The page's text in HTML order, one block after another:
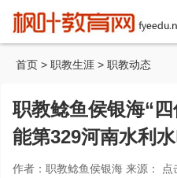
首页 > 职教生涯 > 职教动态
职教鲶鱼侯银海“
能第329河南水利
作者：职教鲶鱼侯银海 来源： 点